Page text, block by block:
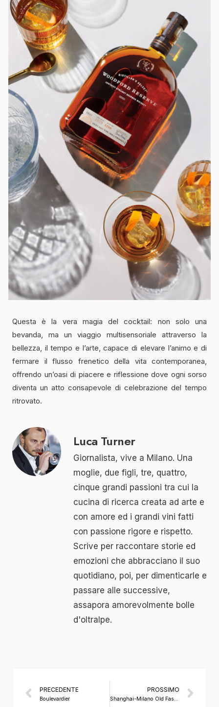
Questa è la vera magia del cocktail: non solo una
bevanda, ma un viaggio multisensoriale attraverso la
bellezza, il tempo e l’arte, capace di elevare l’animo e di
fermare il flusso frenetico della vita contemporanea,
offrendo un’oasi di piacere e riflessione dove ogni sorso
diventa un atto consapevole di celebrazione del tempo
ritrovato.
Luca Turner
Giornalista, vive a Milano. Una
moglie, due figli, tre, quattro,
cinque grandi passioni tra cui la
cucina di ricerca creata ad arte e
con amore ed i grandi vini fatti
con passione rigore e rispetto.
Scrive per raccontare storie ed
emozioni che abbracciano il suo
quotidiano, poi, per dimenticarle e
passare alle successive,
assapora amorevolmente bolle
d'oltralpe.
PRECEDENTE
Boulevardier
PROSSIMO
Shanghai-Milano Old Fashioned